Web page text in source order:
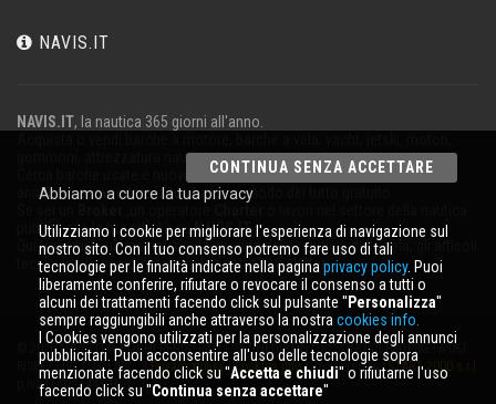
NAVIS.IT
NAVIS.IT, la nautica 365 giorni all'anno.
gommoni, attrezzatura nautica.
Cerca barche usate e nuove nel nostro database oppure pubblica un
annuncio per vendere la tua barca in modo del tutto gratuito.
pubblicizza la tua attività suNAVIS.IT
Qui troverai le ultime notizie dal mondo della nautica, della vela, gli articoli
tecnici; resta aggiornato con la nostra newsletter.
© 2026 NAVIS.IT® LOGHI REGISTRATI E SEGNI DISTINTIVI SONO DI PROPRIETÀ DEI
RISPETTIVI TITOLARI. |Privacy policy |Cookies info| powered by:START 2000 s.r.l.
p.iva IT-02134430301
CONTINUA SENZA ACCETTARE
Abbiamo a cuore la tua privacy
Utilizziamo i cookie per migliorare l'esperienza di navigazione sul
nostro sito. Con il tuo consenso potremo fare uso di tali
tecnologie per le finalità indicate nella pagina privacy policy. Puoi
liberamente conferire, rifiutare o revocare il consenso a tutti o
alcuni dei trattamenti facendo click sul pulsante '' Personalizza''
sempre raggiungibili anche attraverso la nostra cookies info.
I Cookies vengono utilizzati per la personalizzazione degli annunci
pubblicitari. Puoi acconsentire all'uso delle tecnologie sopra
menzionate facendo click su ''Accetta e chiudi'' o rifiutarne l'uso
facendo click su ''Continua senza accettare''